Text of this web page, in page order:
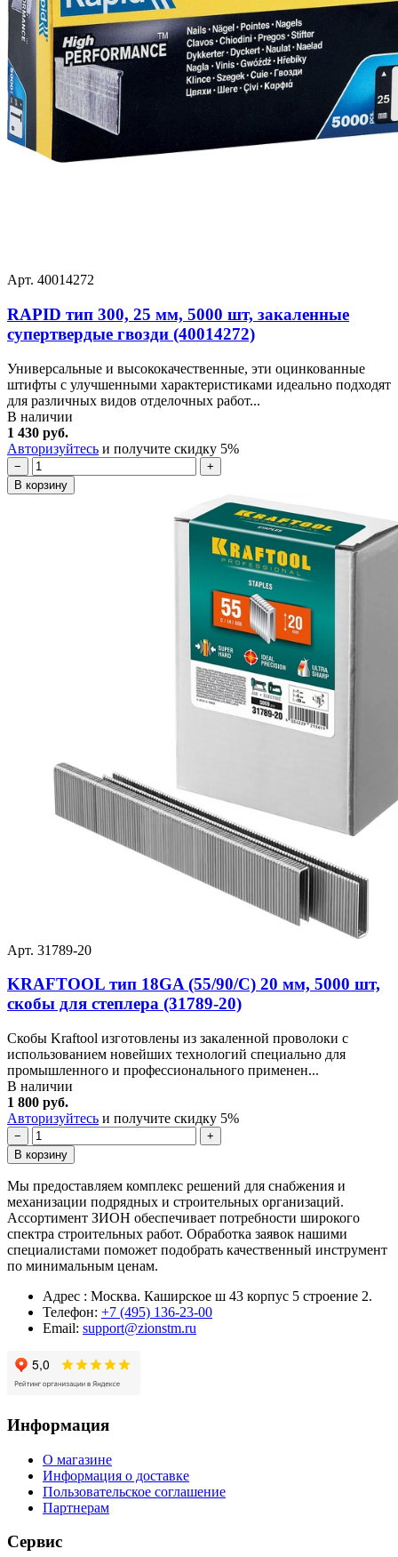
Арт. 40014272
RAPID тип 300, 25 мм, 5000 шт, закаленные
супертвердые гвозди (40014272)
Универсальные и высококачественные, эти оцинкованные
штифты с улучшенными характеристиками идеально подходят
для различных видов отделочных работ...
В наличии
1 430 руб.
Авторизуйтесь и получите скидку 5%
−
+
В корзину
Арт. 31789-20
KRAFTOOL тип 18GA (55/90/C) 20 мм, 5000 шт,
скобы для степлера (31789-20)
Скобы Kraftool изготовлены из закаленной проволоки с
использованием новейших технологий специально для
промышленного и профессионального применен...
В наличии
1 800 руб.
Авторизуйтесь и получите скидку 5%
−
+
В корзину
Мы предоставляем комплекс решений для снабжения и
механизации подрядных и строительных организаций.
Ассортимент ЗИОН обеспечивает потребности широкого
спектра строительных работ. Обработка заявок нашими
специалистами поможет подобрать качественный инструмент
по минимальным ценам.
Адрес : Москва. Каширское ш 43 корпус 5 строение 2.
Телефон: +7 (495) 136-23-00
Email: support@zionstm.ru
Информация
О магазине
Информация о доставке
Пользовательское соглашение
Партнерам
Сервис